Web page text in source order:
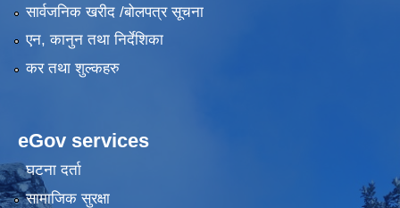
सार्वजनिक खरीद /बोलपत्र सूचना
एन, कानुन तथा निर्देशिका
कर तथा शुल्कहरु
eGov services
घटना दर्ता
सामाजिक सुरक्षा